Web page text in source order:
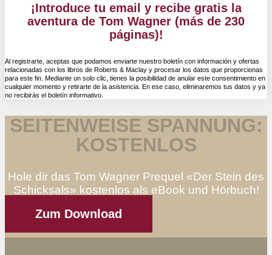
¡Introduce tu email y recibe gratis la
aventura de Tom Wagner (más de 230
páginas)!
Al registrarte, aceptas que podamos enviarte nuestro boletín con información y ofertas
relacionadas con los libros de Roberts & Maclay y procesar los datos que proporcionas
para este fin. Mediante un solo clic, tienes la posibilidad de anular este consentimiento en
cualquier momento y retirarte de la asistencia. En ese caso, eliminaremos tus datos y ya
no recibirás el boletín informativo.
SEITENWEISE SPANNUNG:
KOSTENLOS
Hole dir das Tom Wagner Prequel «Der Stein des
Schicksals» kostenlos als eBook und Hörbuch!
Zum Download